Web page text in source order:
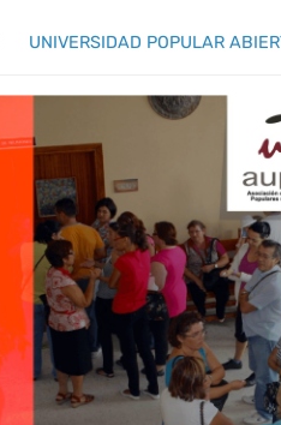
UNIVERSIDAD POPULAR